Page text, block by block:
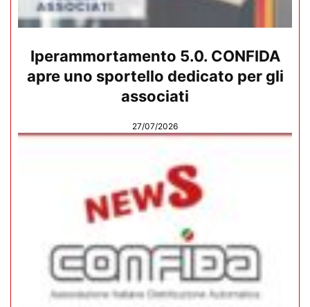
Iperammortamento 5.0. CONFIDA
apre uno sportello dedicato per gli
associati
27/07/2026